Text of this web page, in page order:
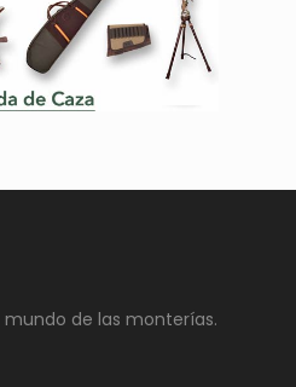
de las monterías.